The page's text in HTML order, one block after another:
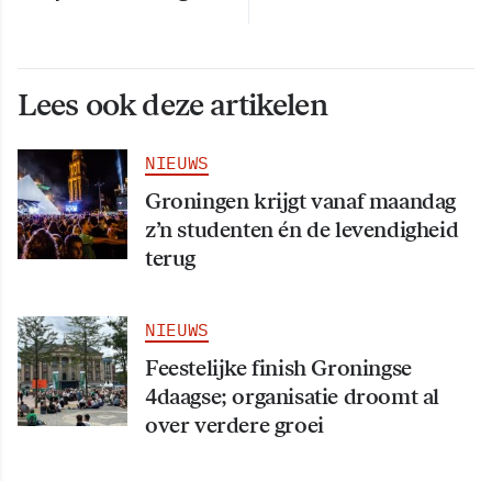
Lees ook deze artikelen
NIEUWS
Groningen krijgt vanaf maandag
z’n studenten én de levendigheid
terug
NIEUWS
Feestelijke finish Groningse
4daagse; organisatie droomt al
over verdere groei